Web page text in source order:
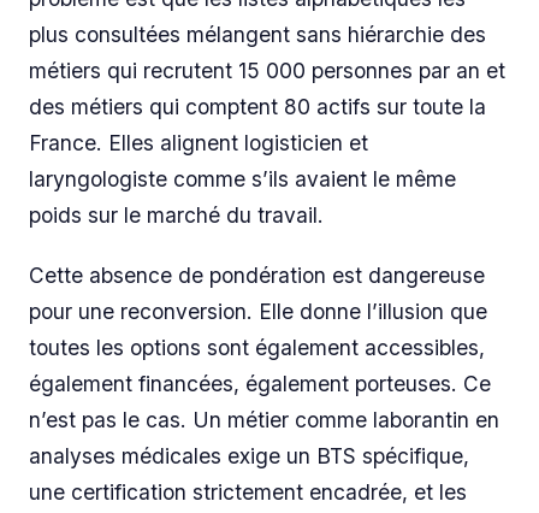
plus consultées mélangent sans hiérarchie des
métiers qui recrutent 15 000 personnes par an et
des métiers qui comptent 80 actifs sur toute la
France. Elles alignent logisticien et
laryngologiste comme s’ils avaient le même
poids sur le marché du travail.
Cette absence de pondération est dangereuse
pour une reconversion. Elle donne l’illusion que
toutes les options sont également accessibles,
également financées, également porteuses. Ce
n’est pas le cas. Un métier comme laborantin en
analyses médicales exige un BTS spécifique,
une certification strictement encadrée, et les